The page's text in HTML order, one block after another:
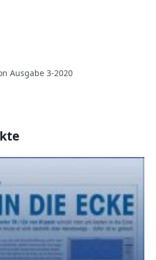
Ausgabe 3-2020